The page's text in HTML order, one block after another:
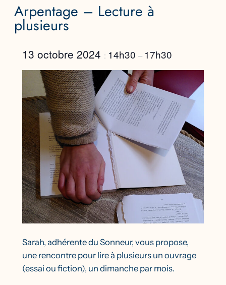
Arpentage – Lecture à
plusieurs
13 octobre 2024 : 14h30 – 17h30
Sarah, adhérente du Sonneur, vous propose,
une rencontre pour lire à plusieurs un ouvrage
(essai ou fiction), un dimanche par mois.